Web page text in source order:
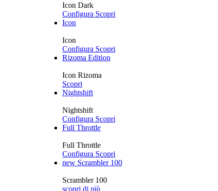
Icon Dark
Configura Scopri
Icon
Icon
Configura Scopri
Rizoma Edition
Icon Rizoma
Scopri
Nightshift
Nightshift
Configura Scopri
Full Throttle
Full Throttle
Configura Scopri
new Scrambler 100
Scrambler 100
scopri di più